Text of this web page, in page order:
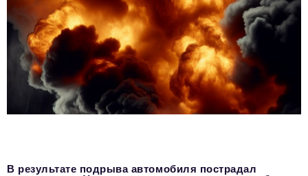
В результате подрыва автомобиля пострадал